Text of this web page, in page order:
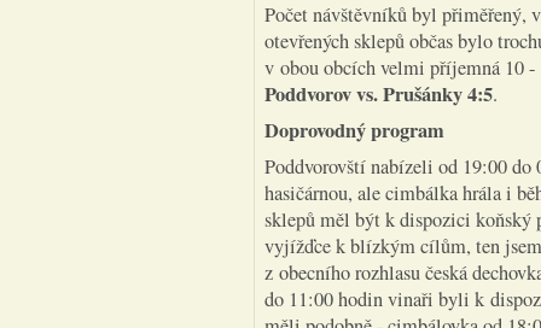
Počet návštěvníků byl přiměřený,
otevřených sklepů občas bylo
v obou obcích velmi příjemná 10
Poddvorov vs. Prušánky 4:5.
Doprovodný program
Poddvorovští nabízeli od 19:00
hasičárnou, ale cimbálka hrála i
sklepů měl být k dispozici koňský
vyjížďce k blízkým cílům, ten
z obecního rozhlasu česká
do 11:00 hodin vinaři byli k